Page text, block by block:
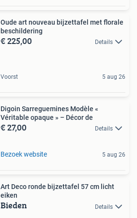
Oude art nouveau bijzettafel met florale
beschildering
€ 225,00 Details
Voorst 5 aug 26
Digoin Sarreguemines Modèle «
Véritable opaque » – Décor de
€ 27,00 Details
Bezoek website 5 aug 26
Art Deco ronde bijzettafel 57 cm licht
eiken
Bieden Details